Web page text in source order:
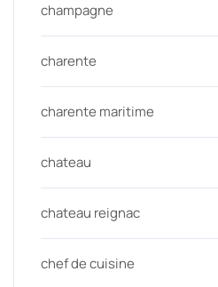
champagne
charente
charente maritime
chateau
chateau reignac
chef de cuisine